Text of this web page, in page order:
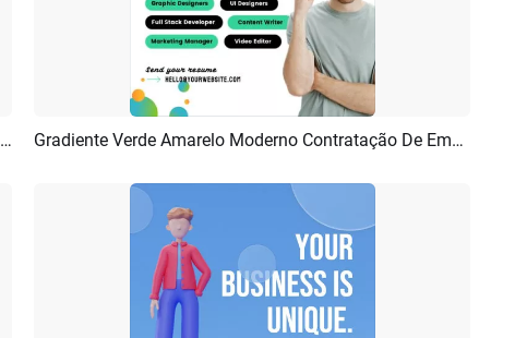
Azul Laranja Moderno Conheça Nossa Equipe Negócio Anúncio Instagram Linkedin Post Pré-visualizar Criar IA Gradiente Verde Amarelo Moderno Contratação De Emprego Posições Abertas Anúncio Linkedin Post